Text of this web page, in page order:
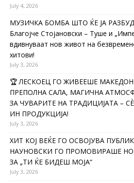
July 4, 2026
МУЗИЧКА БОМБА ШТО ЌЕ ЈА
Благојче Стојановски – Туше и
вдивнуваат нов живот на
хитови!
July 3, 2026
🏆 ЛЕСКОЕЦ ГО ЖИВЕЕШЕ
ПРЕПОЛНА САЛА, МАГИЧНА
ЗА ЧУВАРИТЕ НА ТРАДИЦИЈАТА –
ИН ПРОДУКЦИЈА!
July 3, 2026
ХИТ КОЈ ВЕЌЕ ГО ОСВОЈУВА
НАУНОВСКИ ГО ПРОМОВИРАШЕ
ЗА „ТИ ЌЕ БИДЕШ МОЈА“
July 3, 2026